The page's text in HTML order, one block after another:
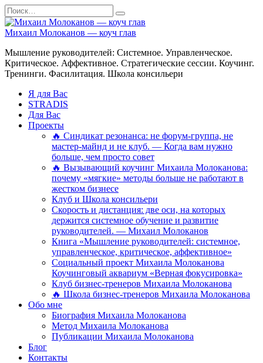
Перейти
к
содержанию
Search
for:
Михаил Молоканов — коуч глав
Мышление руководителей: Системное. Управленческое.
Критическое. Аффективное. Стратегические сессии. Коучинг.
Тренинги. Фасилитация. Школа консильери
Я для Вас
STRADIS
Для Вас
Проекты
🔥 Синдикат резонанса: не форум-группа, не
мастер-майнд и не клуб. — Когда вам нужно
больше, чем просто совет
🔥 Вызывающий коучинг Михаила Молоканова:
почему «мягкие» методы больше не работают в
жестком бизнесе
Клуб и Школа консильери
Скорость и дистанция: две оси, на которых
держится системное обучение и развитие
руководителей. — Михаил Молоканов
Книга «Мышление руководителей: системное,
управленческое, критическое, аффективное»
Социальный проект Михаила Молоканова
Коучинговый аквариум «Верная фокусировка»
Клуб бизнес-тренеров Михаила Молоканова
🔥 Школа бизнес-тренеров Михаила Молоканова
Обо мне
Биография Михаила Молоканова
Метод Михаила Молоканова
Публикации Михаила Молоканова
Блог
Контакты